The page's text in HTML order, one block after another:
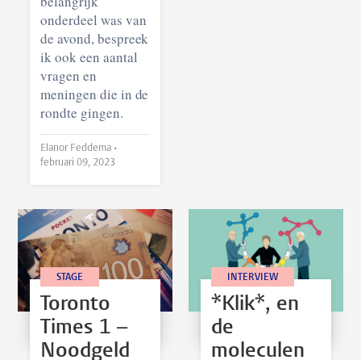
onderdeel was van
de avond, bespreek
ik ook een aantal
vragen en
meningen die in de
rondte gingen.
Elanor Feddema •
februari 09, 2023
STAGE
Toronto
Times 1 –
Noodgeld
INTERVIEW
*Klik*, en
de
moleculen